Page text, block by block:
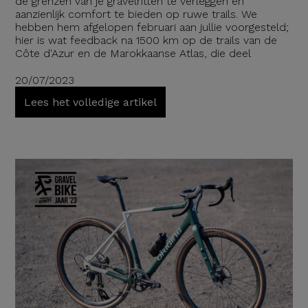
aanzienlijk comfort te bieden op ruwe trails. We
hebben hem afgelopen februari aan jullie voorgesteld;
hier is wat feedback na 1500 km op de trails van de
Côte d'Azur en de Marokkaanse Atlas, die deel
20/07/2023
Lees het volledige artikel